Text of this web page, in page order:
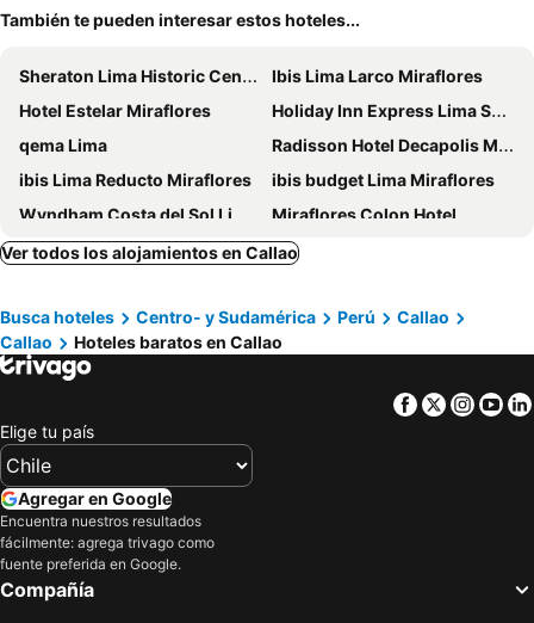
También te pueden interesar estos hoteles...
Sheraton Lima Historic Center
Ibis Lima Larco Miraflores
Hotel Estelar Miraflores
Holiday Inn Express Lima San Isidro By Ihg
qema Lima
Radisson Hotel Decapolis Miraflores
ibis Lima Reducto Miraflores
ibis budget Lima Miraflores
Wyndham Costa del Sol Lima Airport
Miraflores Colon Hotel
Centro by Casa Andina Miraflores
Hotel Candamo
Dazzler by Wyndham Lima Miraflores
El Pardo Lima - A DoubleTree by Hilton Hotel
Holiday Inn Lima Miraflores By Ihg
ibis Styles Lima Benavides Miraflores
Hotel Miramar
Holiday Inn Lima Airport By Ihg
Casa Andina Standard Miraflores San Antonio
Dazzler by Wyndham Lima San Isidro
INNSiDE by Meliá Lima Miraflores
Casa Andina Premium Miraflores
AC Hotel by Marriott Lima Miraflores
Casa Andina Premium San Isidro
Ver todos los alojamientos en Callao
Busca hoteles Centro- y Sudamérica Perú
Callao
Callao
Hoteles baratos en Callao
Facebook
Twitter
Elige tu país
Agregar en Google
Encuentra nuestros resultados
fácilmente: agrega trivago como
fuente preferida en Google.
Compañía